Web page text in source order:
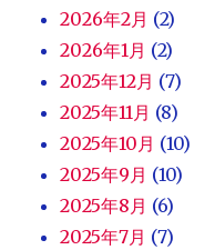
2026年2月 (2)
2026年1月 (2)
2025年12月 (7)
2025年11月 (8)
2025年10月 (10)
2025年9月 (10)
2025年8月 (6)
2025年7月 (7)